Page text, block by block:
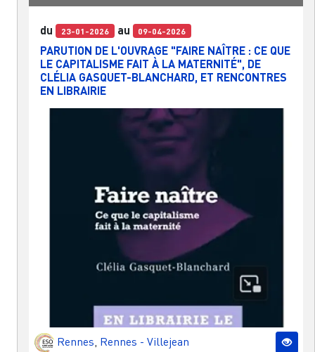
du 23-01-2026 au 09-04-2026
PARUTION DE L'OUVRAGE "FAIRE NAÎTRE : CE QUE
LE CAPITALISME FAIT À LA MATERNITÉ", DE
CLÉLIA GASQUET-BLANCHARD, ET RENCONTRES
EN LIBRAIRIE
Rennes, Rennes - Villejean